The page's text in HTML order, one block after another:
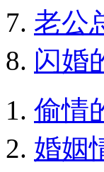
老公
闪婚
偷情
婚姻